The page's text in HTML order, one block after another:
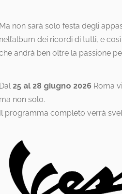
Ma non sarà solo festa degli
nell’album dei ricordi di tutti, e così
andrà ben oltre la passione
Dal 25 al 28 giugno 2026 Roma
ma non solo.
Il programma completo verrà